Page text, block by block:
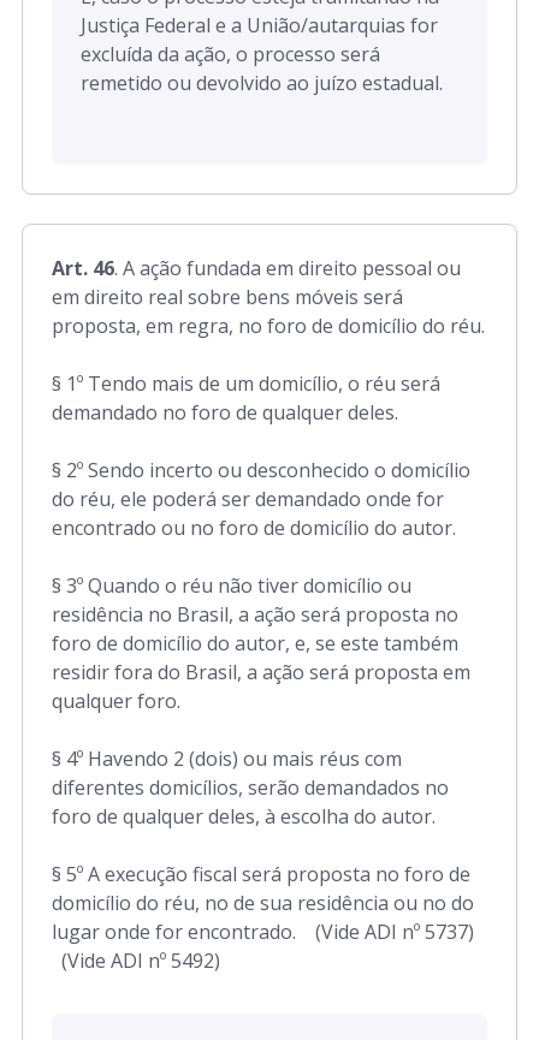
Justiça Federal e a União/autarquias for
excluída da ação, o processo será
remetido ou devolvido ao juízo estadual.
Art. 46. A ação fundada em direito pessoal ou
em direito real sobre bens móveis será
proposta, em regra, no foro de domicílio do réu.
§ 1º Tendo mais de um domicílio, o réu será
demandado no foro de qualquer deles.
§ 2º Sendo incerto ou desconhecido o domicílio
do réu, ele poderá ser demandado onde for
encontrado ou no foro de domicílio do autor.
§ 3º Quando o réu não tiver domicílio ou
residência no Brasil, a ação será proposta no
foro de domicílio do autor, e, se este também
residir fora do Brasil, a ação será proposta em
qualquer foro.
§ 4º Havendo 2 (dois) ou mais réus com
diferentes domicílios, serão demandados no
foro de qualquer deles, à escolha do autor.
§ 5º A execução fiscal será proposta no foro de
domicílio do réu, no de sua residência ou no do
lugar onde for encontrado. (Vide ADI nº 5737)
(Vide ADI nº 5492)